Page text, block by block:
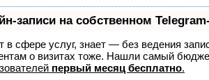
записи на собственном
в сфере услуг, знает — без ведения
о визитах тоже. Нашли самый
первый месяц бесплатно.